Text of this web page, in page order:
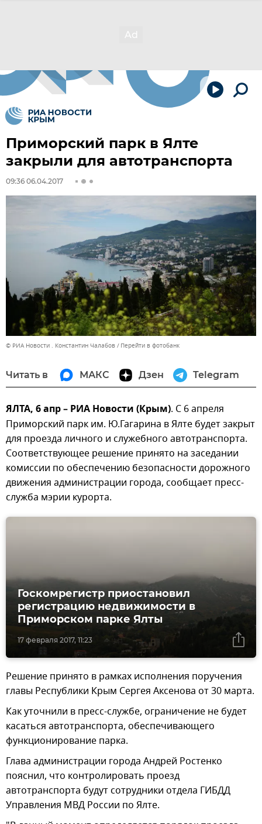
Приморский парк в Ялте
закрыли для автотранспорта
09:36 06.04.2017
© РИА Новости . Константин Чалабов Перейти в фотобанк
Читать в МАКС Дзен Telegram
ЯЛТА, 6 апр – РИА Новости (Крым). С 6 апреля
Приморский парк им. Ю.Гагарина в Ялте будет закрыт
для проезда личного и служебного автотранспорта.
Соответствующее решение принято на заседании
комиссии по обеспечению безопасности дорожного
движения администрации города, сообщает пресс-
служба мэрии курорта.
17 февраля 2017, 11:23
Госкомрегистр приостановил
регистрацию недвижимости в
Приморском парке Ялты
Решение принято в рамках исполнения поручения
главы Республики Крым Сергея Аксенова от 30 марта.
Как уточнили в пресс-службе, ограничение не будет
касаться автотранспорта, обеспечивающего
функционирование парка.
Глава администрации города Андрей Ростенко
пояснил, что контролировать проезд
автотранспорта будут сотрудники отдела ГИБДД
Управления МВД России по Ялте.